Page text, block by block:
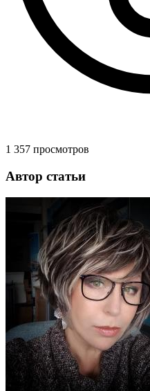
1 357 просмотров
Автор статьи